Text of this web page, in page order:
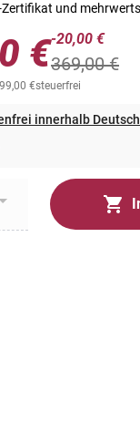
und
€-20,00 €
369,00 €
€steuerfrei
innerhalb